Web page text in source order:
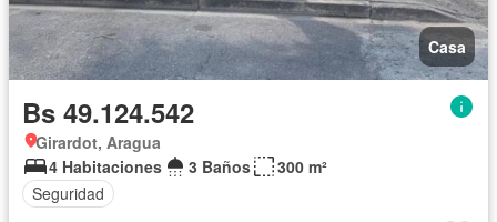
Casa
Bs 49.124.542
Girardot, Aragua
4 Habitaciones
3 Baños
300 m²
Seguridad